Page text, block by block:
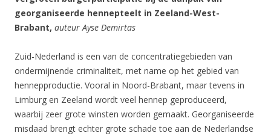
georganiseerde hennepteelt in Zeeland-West-
Brabant, auteur Ayse Demirtas
Zuid-Nederland is een van de concentratiegebieden van
ondermijnende criminaliteit, met name op het gebied van
hennepproductie. Vooral in Noord-Brabant, maar tevens in
Limburg en Zeeland wordt veel hennep geproduceerd,
waarbij zeer grote winsten worden gemaakt. Georganiseerde
misdaad brengt echter grote schade toe aan de Nederlandse